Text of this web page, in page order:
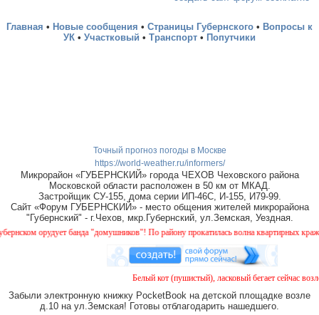
Главная • Новые сообщения • Страницы Губернского • Вопросы к
УК • Участковый • Транспорт • Попутчики
Точный прогноз погоды в Москве
https://world-weather.ru/informers/
Микрорайон «ГУБЕРНСКИЙ» города ЧЕХОВ Чеховского района
Московской области расположен в 50 км от МКАД.
Застройщик СУ-155, дома серии ИП-46С, И-155, И79-99.
Сайт «Форум ГУБЕРНСКИЙ» - место общения жителей микрорайона
"Губернский" - г.Чехов, мкр.Губернский, ул.Земская, Уездная.
орудует банда "домушников"! По району прокатилась волна квартирных краж,
Белый кот (пушистый), ласковый бегает сейчас
Забыли электронную книжку PocketBook на детской площадке возле
д.10 на ул.Земская! Готовы отблагодарить нашедшего.